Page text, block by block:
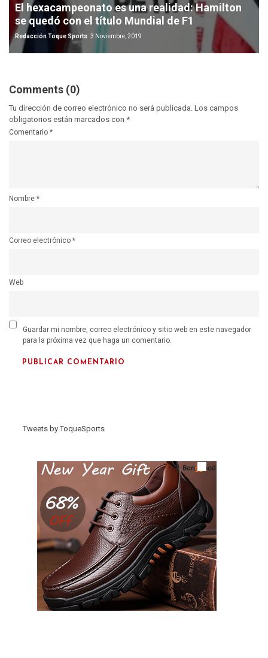
El hexacampeonato es una realidad: Hamilton
se quedó con el título Mundial de F1
Redacción Toque Sports 3 Noviembre, 2019
Comments (0)
Tu dirección de correo electrónico no será publicada. Los campos
obligatorios están marcados con *
Comentario *
Nombre *
Correo electrónico *
Web
Guardar mi nombre, correo electrónico y sitio web en este navegador
para la próxima vez que haga un comentario.
Tweets by ToqueSports